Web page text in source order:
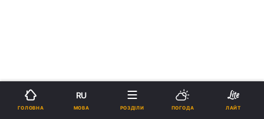
ГОЛОВНА
RU
МОВА РОЗДІЛИ ПОГОДА ЛАЙТ